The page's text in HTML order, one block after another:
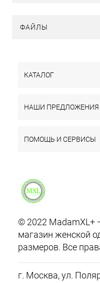
ФАЙЛЫ
КАТАЛОГ
НАШИ ПРЕДЛОЖЕНИЯ
ПОМОЩЬ И СЕРВИСЫ
© 2022 MadamXL+
магазин женской
размеров. Все
г. Москва, ул.